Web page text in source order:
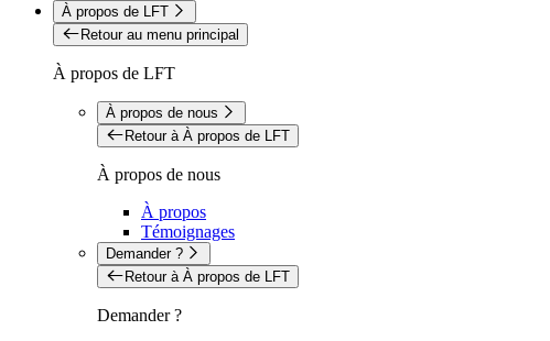
À propos de LFT
Retour au menu principal
À propos de LFT
À propos de nous
Retour à À propos de LFT
À propos de nous
À propos
Témoignages
Demander ?
Retour à À propos de LFT
Demander ?